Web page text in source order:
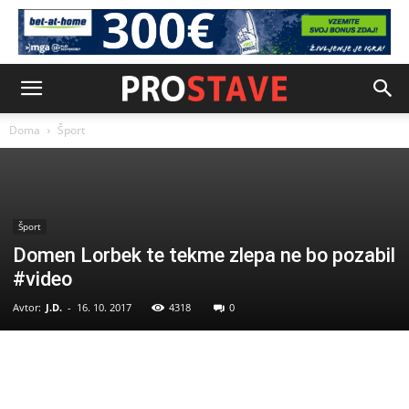
Doma Šport
Šport
Domen Lorbek te tekme zlepa ne bo pozabil
#video
Avtor: J.D. - 16. 10. 2017 4318 0